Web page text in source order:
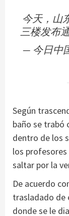
今天，山
三楼发布
— 今日中
Según
baño se trabó
dentro de los
los
saltar por la
De acuerdo
trasladado de
donde se le